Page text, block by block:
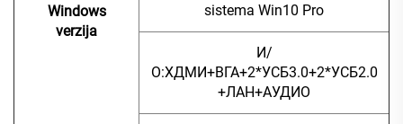
Windows
verzija
sistema Win10 Pro
И/
О:ХДМИ+ВГА+2*УСБ3.0+2*УСБ2.0
+ЛАН+АУДИО